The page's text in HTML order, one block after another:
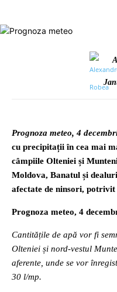
Prognoza meteo, 4
cu precipitații în cea mai
câmpiile Olteniei și
Moldova, Banatul și
afectate de ninsori,
Prognoza meteo, 4
Cantitățile de apă vor fi
Olteniei și nord-vestul
aferente, unde se vor
30 l/mp.